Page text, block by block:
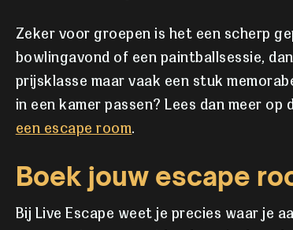
Zeker voor groepen is het een scherp
bowlingavond of een paintballsessie,
prijsklasse maar vaak een stuk
in een kamer passen? Lees dan meer op
een escape room.
Boek jouw escape
Bij Live Escape weet je precies waar je